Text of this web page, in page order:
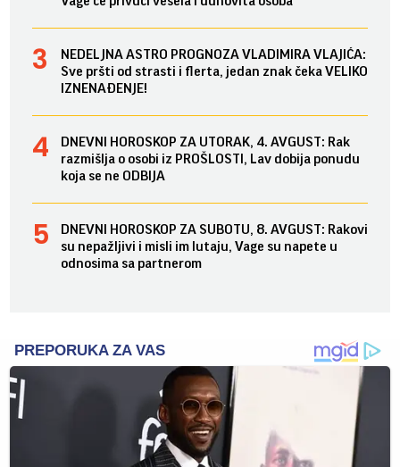
NEDELJNA ASTRO PROGNOZA VLADIMIRA VLAJIĆA:
Sve pršti od strasti i flerta, jedan znak čeka VELIKO
IZNENAĐENJE!
DNEVNI HOROSKOP ZA UTORAK, 4. AVGUST: Rak
razmišlja o osobi iz PROŠLOSTI, Lav dobija ponudu
koja se ne ODBIJA
DNEVNI HOROSKOP ZA SUBOTU, 8. AVGUST: Rakovi
su nepažljivi i misli im lutaju, Vage su napete u
odnosima sa partnerom